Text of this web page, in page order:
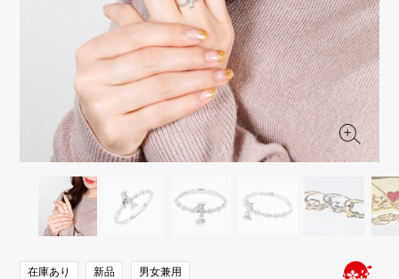
AUDEMARS PIGUET
オーデマ・ピゲ
JAEGER LE COULTRE
ジャガー・ルクルト
CHANEL
シャネル
Cartier
カルティエ
HARRY WINSTON
ハリー・ウィンストン
BVLGARI
ブルガリ
ZENITH TAG HEUER
DUNAMIS
デュナミス
TABLE CLOCK
置き時計
ヴィンテージウォッチ
ANGLER
アングラー
ETERNITY
エタニティ
HIMAWARI
ヒマワリ
YUKIZAKI BACHIKAN
ゆきざき バチカン
USED NOMBRE
ノンブル認定中古
USED ALPHA
アルファ認定中古
オリジナルジュエリー一覧へ
在庫あり 新品 男女兼用